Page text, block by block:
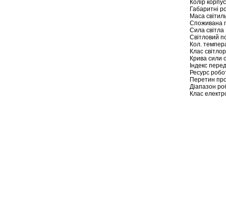
Колір
Габаритні
Маса
Споживана
Сила світла
Світловий
Кол.
Клас
Крива сили
Індекс
Ресурс
Перетин
Діапазон
Клас